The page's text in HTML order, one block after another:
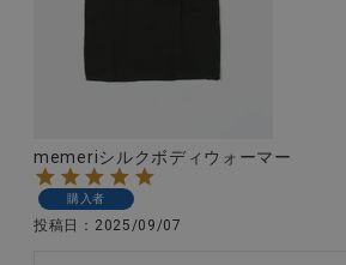
memeriシルクボディウォーマー
購入者
投稿日 2025/09/07